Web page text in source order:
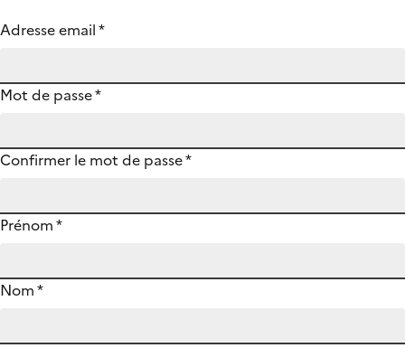
Adresse email*
Mot de passe*
Confirmer le mot de passe*
Prénom*
Nom*